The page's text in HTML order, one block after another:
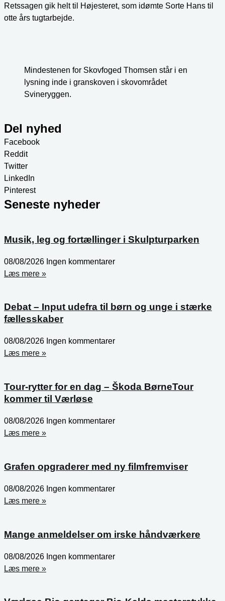
Retssagen gik helt til Højesteret, som idømte Sorte Hans til
otte års tugtarbejde.
Mindestenen for Skovfoged Thomsen står i en
lysning inde i granskoven i skovområdet
Svineryggen.
Del nyhed
Facebook
Reddit
Twitter
LinkedIn
Pinterest
Seneste nyheder
Musik, leg og fortællinger i Skulpturparken
08/08/2026 Ingen kommentarer
Læs mere »
Debat – Input udefra til børn og unge i stærke
fællesskaber
08/08/2026 Ingen kommentarer
Læs mere »
Tour-rytter for en dag – Škoda BørneTour
kommer til Værløse
08/08/2026 Ingen kommentarer
Læs mere »
Grafen opgraderer med ny filmfremviser
08/08/2026 Ingen kommentarer
Læs mere »
Mange anmeldelser om irske håndværkere
08/08/2026 Ingen kommentarer
Læs mere »